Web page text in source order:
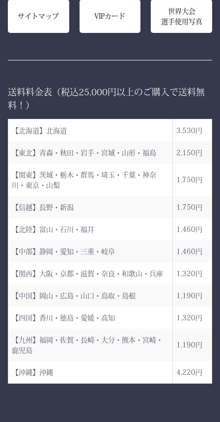
ち姿までも凛々しく映えま
す。
ー 伝統と誇り、そして美
日本が世界に誇る本物の
袴、その風合いをぜひご体
感ください。
統の一着 ― 武州金橋
8800 木綿袴 ―
縫製工場
日本が誇る伝統織物 武州
金橋（8800番手 木綿生
袴。
産素材。
縫製は熊本の熟練縫製工場
く守るクッション構造。
高密度ベルベットと日本製
「見た目だけ」では終わら
ます。
ただ運ぶための袋ではあり
これは、
とうための竹刀袋。
持つだけで気持ちが引き締
負のスイッチが入る。
――その一本を、あなたの
サイトマップ VIPカード
世界大会
選手使用写真
送料料金表（税込25,000円以上のご購入で送料無
料！）
【北海道】北海道 3,530円
【東北】青森・秋田・岩手・宮城・山形・福島 2,150円
【関東】茨城・栃木・群馬・埼玉・千葉・神奈
川・東京・山梨
1,750円
【信越】長野・新潟 1,750円
【北陸】富山・石川・福井 1,460円
【中部】静岡・愛知・三重・岐阜 1,460円
【関西】大阪・京都・滋賀・奈良・和歌山・兵庫 1,320円
【中国】岡山・広島・山口・鳥取・島根 1,190円
【四国】香川・徳島・愛媛・高知 1,320円
【九州】福岡・佐賀・長崎・大分・熊本・宮崎・
鹿児島
1,190円
【沖縄】沖縄 4,220円